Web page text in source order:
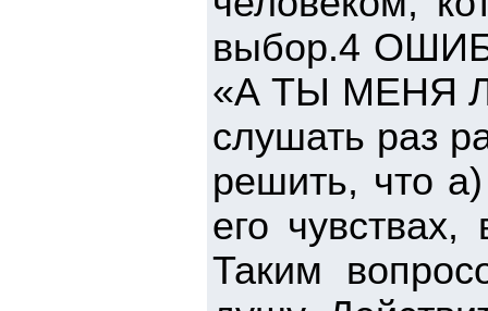
выбор.4
«А ТЫ МЕНЯ
слушать раз
решить, что
его
Таким